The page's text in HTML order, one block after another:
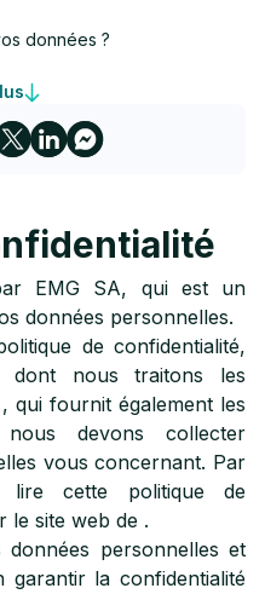
données ?
web :
EMG SA, qui est un
données personnelles.
de confidentialité,
dont nous traitons les
, qui fournit également les
devons collecter
vous concernant. Par
lire cette politique de
le site web de .
personnelles et
garantir la confidentialité